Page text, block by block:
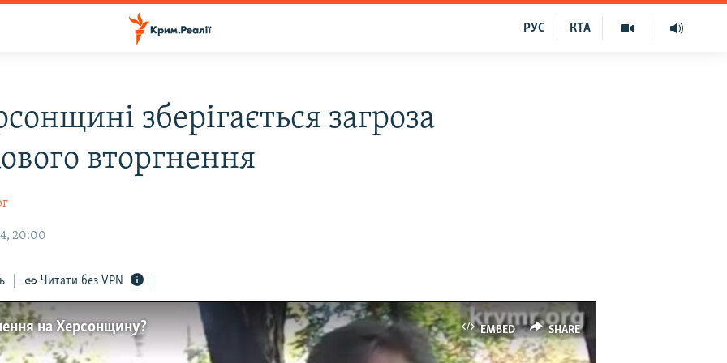
КТА
РУС
зберігається загроза
вторгнення
20:00
Читати без VPN
EMBED SHARE
на Херсонщину?